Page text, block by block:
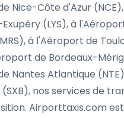
Nice-Côte d'Azur
(LYS), à
à l'Aéroport de
de Bordeaux-
Nantes Atlantique
nos services de
Airporttaxis.com